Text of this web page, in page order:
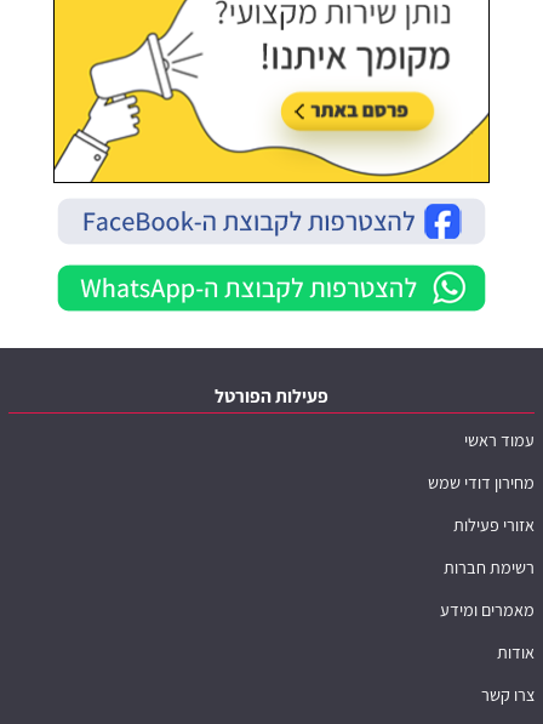
פעילות הפורטל
עמוד ראשי
מחירון דודי שמש
אזורי פעילות
רשימת חברות
מאמרים ומידע
אודות
צרו קשר